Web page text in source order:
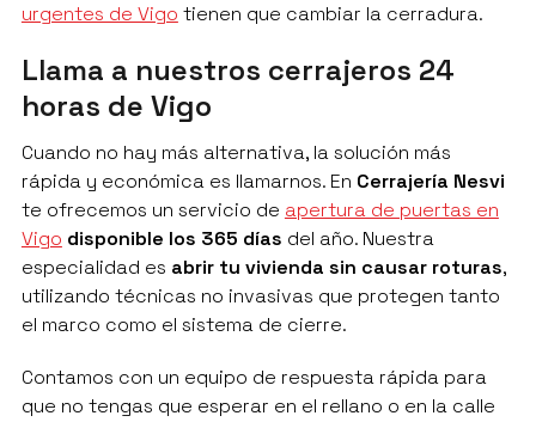
urgentes de Vigo tienen que cambiar la cerradura.
Llama a nuestros cerrajeros 24
horas de Vigo
Cuando no hay más alternativa, la solución más
rápida y económica es llamarnos. En Cerrajería Nesvi
te ofrecemos un servicio de apertura de puertas en
Vigo disponible los 365 días del año. Nuestra
especialidad es abrir tu vivienda sin causar roturas,
utilizando técnicas no invasivas que protegen tanto
el marco como el sistema de cierre.
Contamos con un equipo de respuesta rápida para
que no tengas que esperar en el rellano o en la calle